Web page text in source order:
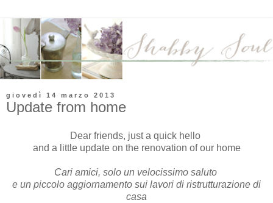
giovedì 14 marzo 2013
Update from home
Dear friends, just a quick hello
and a little update on the renovation of our home
Cari amici, solo un velocissimo saluto
e un piccolo aggiornamento sui lavori di ristrutturazione di
casa